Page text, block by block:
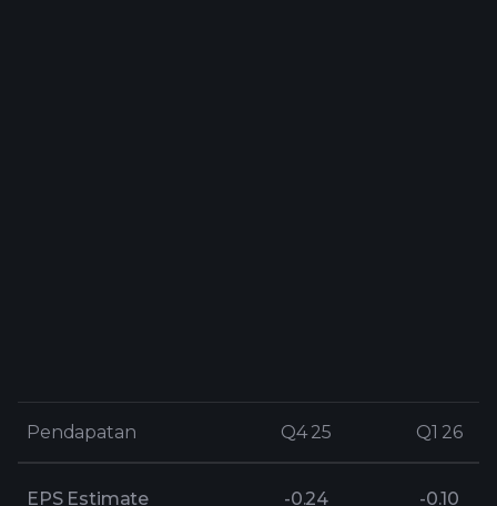
Pendapatan Q4 25 Q1 26
Pendapatan Q4 25 Q1 26
EPS Estimate -0.24 -0.10